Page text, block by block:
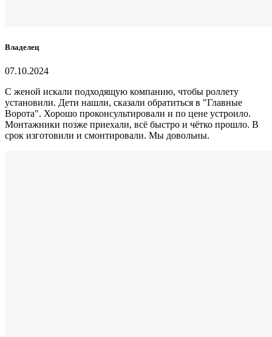
Владелец
07.10.2024
С женой искали подходящую компанию, чтобы роллету
установили. Дети нашли, сказали обратиться в "Главные
Ворота". Хорошо проконсультировали и по цене устроило.
Монтажники позже приехали, всё быстро и чётко прошло. В
срок изготовили и смонтировали. Мы довольны.